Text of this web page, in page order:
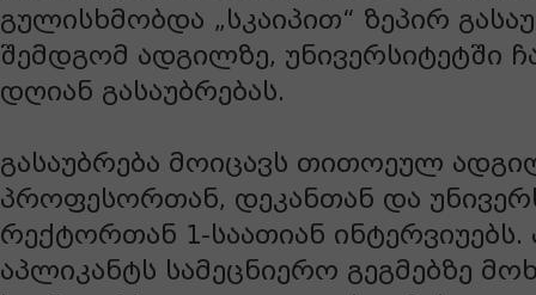
გულისხმობდა „სკაიპით“ ზეპირ
შემდგომ ადგილზე, უნივერსიტეტში
დღიან გასაუბრებას.
გასაუბრება მოიცავს თითოეულ
პროფესორთან, დეკანთან და
რექტორთან 1-საათიან ინტერვიუებს.
აპლიკანტს სამეცნიერო გეგმებზე